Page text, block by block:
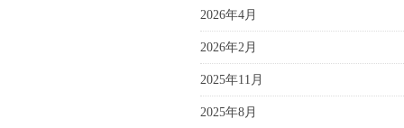
2026年4月
2026年2月
2025年11月
2025年8月